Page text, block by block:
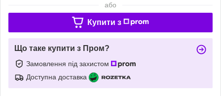
або
Купити з
Що таке купити з Пром?
Замовлення під захистом
Доступна доставка